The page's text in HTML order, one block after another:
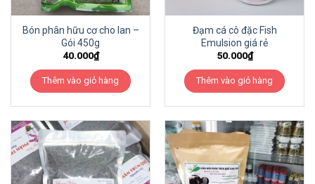
Bón phân hữu cơ cho lan –
Gói 450g
40.000₫
Thêm vào giỏ hàng
Đạm cá cô đặc Fish
Emulsion giá rẻ
50.000₫
Thêm vào giỏ hàng